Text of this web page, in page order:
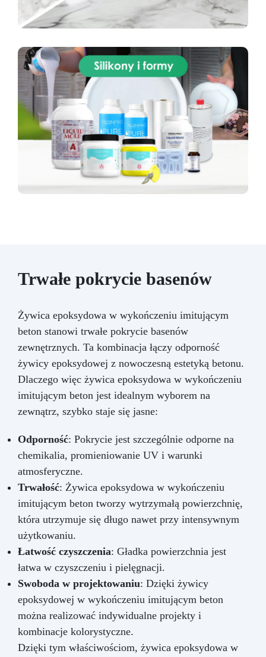
Trwałe pokrycie basenów
Żywica epoksydowa w wykończeniu imitującym
beton stanowi trwałe pokrycie basenów
zewnętrznych. Ta kombinacja łączy odporność
żywicy epoksydowej z nowoczesną estetyką betonu.
Dlaczego więc żywica epoksydowa w wykończeniu
imitującym beton jest idealnym wyborem na
zewnątrz, szybko staje się jasne:
Odporność: Pokrycie jest szczególnie odporne na
chemikalia, promieniowanie UV i warunki
atmosferyczne.
Trwałość: Żywica epoksydowa w wykończeniu
imitującym beton tworzy wytrzymałą powierzchnię,
która utrzymuje się długo nawet przy intensywnym
użytkowaniu.
Łatwość czyszczenia: Gładka powierzchnia jest
łatwa w czyszczeniu i pielęgnacji.
Swoboda w projektowaniu: Dzięki żywicy
epoksydowej w wykończeniu imitującym beton
można realizować indywidualne projekty i
kombinacje kolorystyczne.
Dzięki tym właściwościom, żywica epoksydowa w